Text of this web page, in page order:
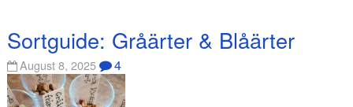
Sortguide: Gråärter & Blåärter
August 8, 2025 4